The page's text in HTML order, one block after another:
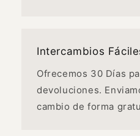
Intercambios
Ofrecemos 30 Días
devoluciones.
cambio de forma